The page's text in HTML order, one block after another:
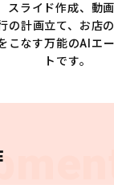
スライド作成、動
の計画立て、お店
こなす万能のAIエ
トです。